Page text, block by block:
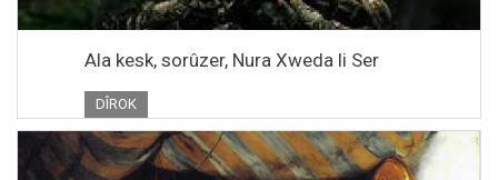
Ala kesk, sorûzer, Nura Xweda li Ser
DÎROK